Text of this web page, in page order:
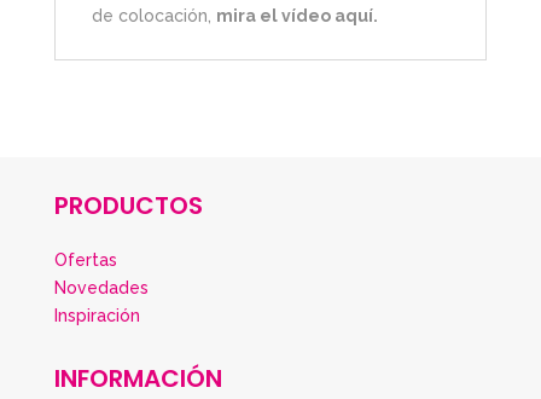
de colocación, mira el vídeo aquí.
PRODUCTOS
Ofertas
Novedades
Inspiración
INFORMACIÓN